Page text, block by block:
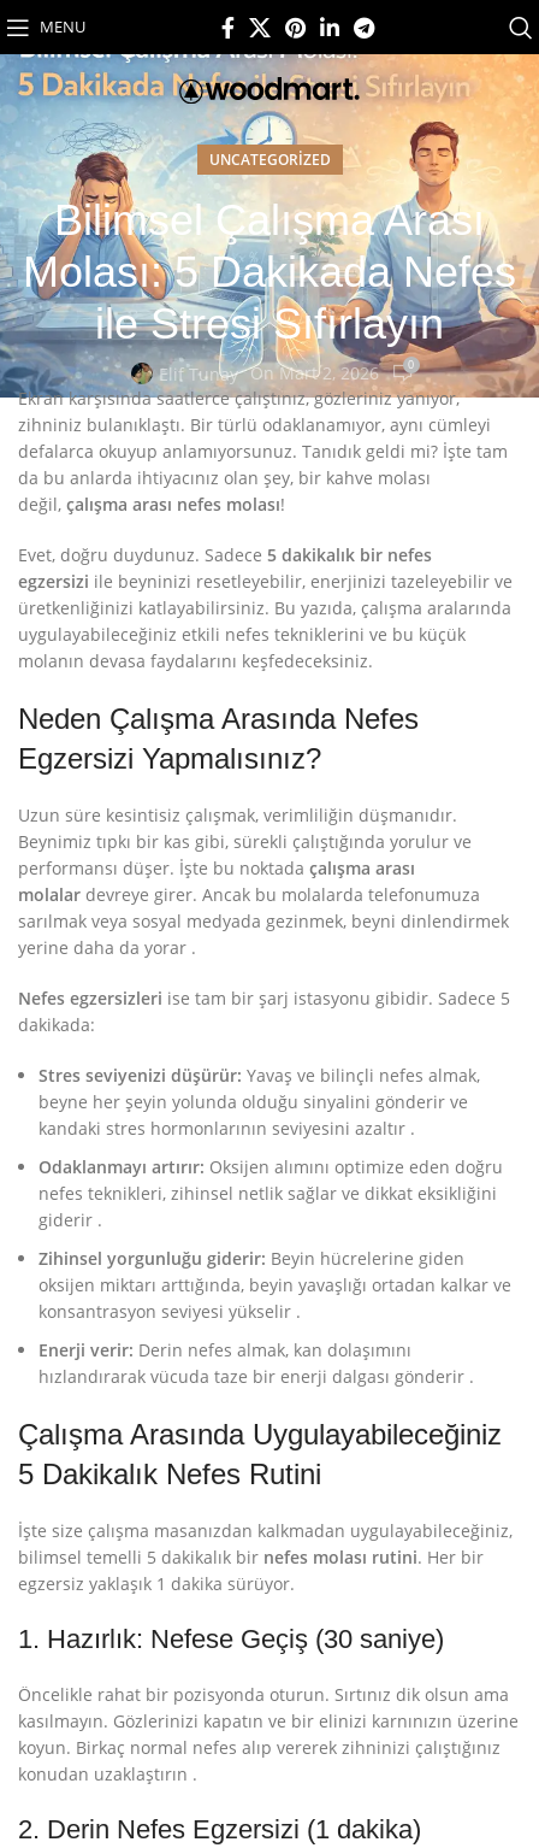
MENU
UNCATEGORIZED
Bilimsel Çalışma Arası
Molası: 5 Dakikada Nefes
ile Stresi Sıfırlayın
Elif Tunay On Mart 2, 2026 0
Ekran karşısında saatlerce çalıştınız, gözleriniz yanıyor,
zihniniz bulanıklaştı. Bir türlü odaklanamıyor, aynı cümleyi
defalarca okuyup anlamıyorsunuz. Tanıdık geldi mi? İşte tam
da bu anlarda ihtiyacınız olan şey, bir kahve molası
değil, çalışma arası nefes molası!
Evet, doğru duydunuz. Sadece 5 dakikalık bir nefes
egzersizi ile beyninizi resetleyebilir, enerjinizi tazeleyebilir ve
üretkenliğinizi katlayabilirsiniz. Bu yazıda, çalışma aralarında
uygulayabileceğiniz etkili nefes tekniklerini ve bu küçük
molanın devasa faydalarını keşfedeceksiniz.
Neden Çalışma Arasında Nefes
Egzersizi Yapmalısınız?
Uzun süre kesintisiz çalışmak, verimliliğin düşmanıdır.
Beynimiz tıpkı bir kas gibi, sürekli çalıştığında yorulur ve
performansı düşer. İşte bu noktada çalışma arası
molalar devreye girer. Ancak bu molalarda telefonumuza
sarılmak veya sosyal medyada gezinmek, beyni dinlendirmek
yerine daha da yorar .
Nefes egzersizleri ise tam bir şarj istasyonu gibidir. Sadece 5
dakikada:
Stres seviyenizi düşürür: Yavaş ve bilinçli nefes almak,
beyne her şeyin yolunda olduğu sinyalini gönderir ve
kandaki stres hormonlarının seviyesini azaltır .
Odaklanmayı artırır: Oksijen alımını optimize eden doğru
nefes teknikleri, zihinsel netlik sağlar ve dikkat eksikliğini
giderir .
Zihinsel yorgunluğu giderir: Beyin hücrelerine giden
oksijen miktarı arttığında, beyin yavaşlığı ortadan kalkar ve
konsantrasyon seviyesi yükselir .
Enerji verir: Derin nefes almak, kan dolaşımını
hızlandırarak vücuda taze bir enerji dalgası gönderir .
Çalışma Arasında Uygulayabileceğiniz
5 Dakikalık Nefes Rutini
İşte size çalışma masanızdan kalkmadan uygulayabileceğiniz,
bilimsel temelli 5 dakikalık bir nefes molası rutini. Her bir
egzersiz yaklaşık 1 dakika sürüyor.
1. Hazırlık: Nefese Geçiş (30 saniye)
Öncelikle rahat bir pozisyonda oturun. Sırtınız dik olsun ama
kasılmayın. Gözlerinizi kapatın ve bir elinizi karnınızın üzerine
koyun. Birkaç normal nefes alıp vererek zihninizi çalıştığınız
konudan uzaklaştırın .
2. Derin Nefes Egzersizi (1 dakika)